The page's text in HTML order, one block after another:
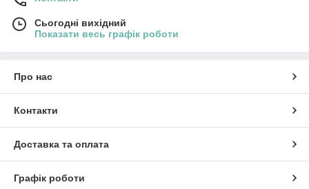
Сьогодні вихідний
Показати весь графік роботи
Про нас
Контакти
Доставка та оплата
Графік роботи